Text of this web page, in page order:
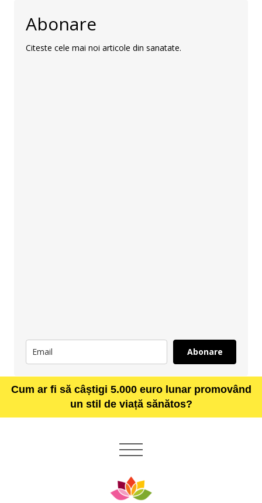
Abonare
Citeste cele mai noi articole din sanatate.
Abonare
Cum ar fi să câștigi 5.000 euro lunar promovând
un stil de viață sănătos?